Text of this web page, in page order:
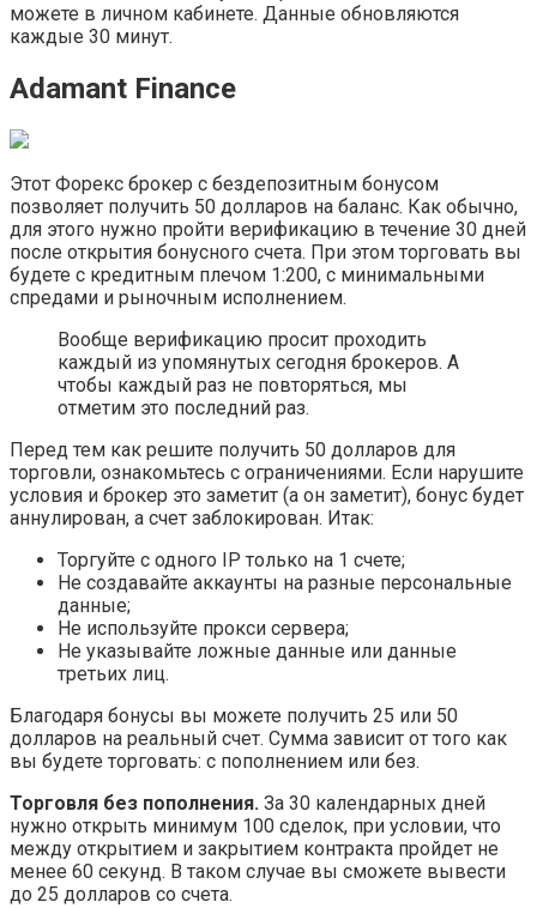
можете в личном кабинете. Данные обновляются
каждые 30 минут.
Adamant Finance
Этот Форекс брокер с бездепозитным бонусом
позволяет получить 50 долларов на баланс. Как обычно,
для этого нужно пройти верификацию в течение 30 дней
после открытия бонусного счета. При этом торговать вы
будете с кредитным плечом 1:200, с минимальными
спредами и рыночным исполнением.
Вообще верификацию просит проходить
каждый из упомянутых сегодня брокеров. А
чтобы каждый раз не повторяться, мы
отметим это последний раз.
Перед тем как решите получить 50 долларов для
торговли, ознакомьтесь с ограничениями. Если нарушите
условия и брокер это заметит (а он заметит), бонус будет
аннулирован, а счет заблокирован. Итак:
Торгуйте с одного IP только на 1 счете;
Не создавайте аккаунты на разные персональные
данные;
Не используйте прокси сервера;
Не указывайте ложные данные или данные
третьих лиц.
Благодаря бонусы вы можете получить 25 или 50
долларов на реальный счет. Сумма зависит от того как
вы будете торговать: с пополнением или без.
Торговля без пополнения. За 30 календарных дней
нужно открыть минимум 100 сделок, при условии, что
между открытием и закрытием контракта пройдет не
менее 60 секунд. В таком случае вы сможете вывести
до 25 долларов со счета.